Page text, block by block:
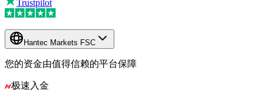
Trustpilot
Hantec Markets FSC
您的资金由值得信赖的平台保障
极速入金